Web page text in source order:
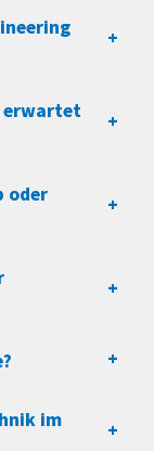
mit
4.0
damit
anhand
besonders
und
erwartet
oder
im